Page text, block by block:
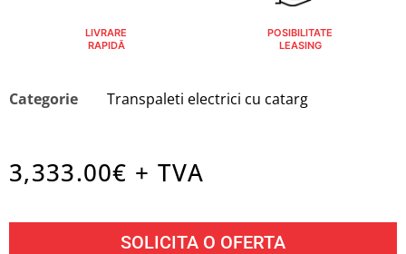
LIVRARE
RAPIDĂ
POSIBILITATE
LEASING
Categorie Transpaleti electrici cu catarg
3,333.00€ + TVA
SOLICITA O OFERTA